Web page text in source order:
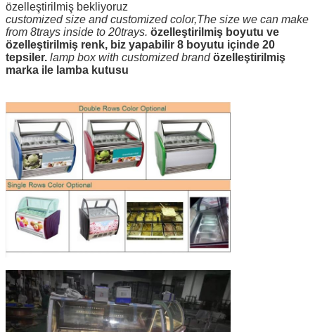
özelleştirilmiş bekliyoruz
customized size and customized color,The size we can make
from 8trays inside to 20trays. özelleştirilmiş boyutu ve
özelleştirilmiş renk, biz yapabilir 8 boyutu içinde 20
tepsiler. lamp box with customized brand özelleştirilmiş
marka ile lamba kutusu